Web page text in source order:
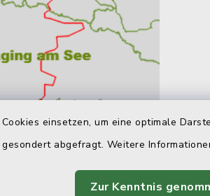
einsetzen, um eine optimale
abgefragt. Weitere
Zur Kenntnis